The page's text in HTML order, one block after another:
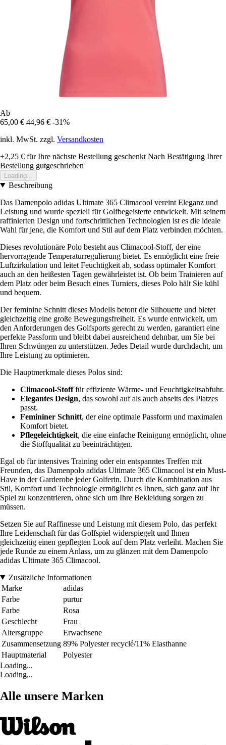
Ab
65,00 € 44,96 € -31%
inkl. MwSt. zzgl. Versandkosten
+2,25 € für Ihre nächste Bestellung geschenkt Nach Bestätigung Ihrer
Bestellung gutgeschrieben
Loading...
Beschreibung
Das Damenpolo adidas Ultimate 365 Climacool vereint Eleganz und
Leistung und wurde speziell für Golfbegeisterte entwickelt. Mit seinem
raffinierten Design und fortschrittlichen Technologien ist es die ideale
Wahl für jene, die Komfort und Stil auf dem Platz verbinden möchten.
Dieses revolutionäre Polo besteht aus Climacool-Stoff, der eine
hervorragende Temperaturregulierung bietet. Es ermöglicht eine freie
Luftzirkulation und leitet Feuchtigkeit ab, sodass optimaler Komfort
auch an den heißesten Tagen gewährleistet ist. Ob beim Trainieren auf
dem Platz oder beim Besuch eines Turniers, dieses Polo hält Sie kühl
und bequem.
Der feminine Schnitt dieses Modells betont die Silhouette und bietet
gleichzeitig eine große Bewegungsfreiheit. Es wurde entwickelt, um
den Anforderungen des Golfsports gerecht zu werden, garantiert eine
perfekte Passform und bleibt dabei ausreichend dehnbar, um Sie bei
Ihren Schwüngen zu unterstützen. Jedes Detail wurde durchdacht, um
Ihre Leistung zu optimieren.
Die Hauptmerkmale dieses Polos sind:
Climacool-Stofffür effiziente Wärme- und Feuchtigkeitsabfuhr.
Elegantes Design, das sowohl auf als auch abseits des Platzes
passt.
Femininer Schnitt, der eine optimale Passform und maximalen
Komfort bietet.
Pflegeleichtigkeit, die eine einfache Reinigung ermöglicht, ohne
die Stoffqualität zu beeinträchtigen.
Egal ob für intensives Training oder ein entspanntes Treffen mit
Freunden, das Damenpolo adidas Ultimate 365 Climacool ist ein Must-
Have in der Garderobe jeder Golferin. Durch die Kombination aus
Stil, Komfort und Technologie ermöglicht es Ihnen, sich ganz auf Ihr
Spiel zu konzentrieren, ohne sich um Ihre Bekleidung sorgen zu
müssen.
Setzen Sie auf Raffinesse und Leistung mit diesem Polo, das perfekt
Ihre Leidenschaft für das Golfspiel widerspiegelt und Ihnen
gleichzeitig einen gepflegten Look auf dem Platz verleiht. Machen Sie
jede Runde zu einem Anlass, um zu glänzen mit dem Damenpolo
adidas Ultimate 365 Climacool.
Zusätzliche Informationen
Marke
adidas
Farbe
purtur
Farbe
Rosa
Geschlecht
Frau
Altersgruppe
Erwachsene
Zusammensetzung 89% Polyester recyclé/11% Elasthanne
Hauptmaterial
Polyester
Loading...
Loading...
Alle unsere Marken